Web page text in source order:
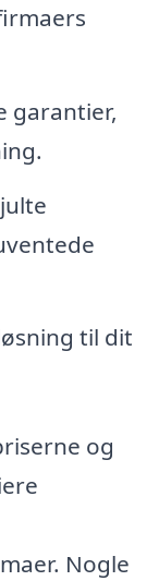
garantier,
til dit
og
Nogle